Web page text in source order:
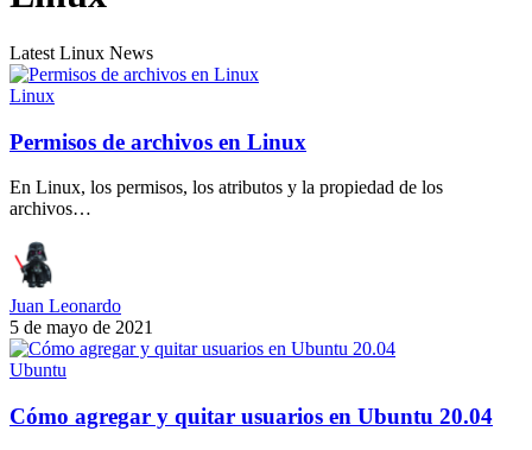
Latest Linux News
Linux
Permisos de archivos en Linux
En Linux, los permisos, los atributos y la propiedad de los
archivos…
Juan Leonardo
5 de mayo de 2021
Ubuntu
Cómo agregar y quitar usuarios en Ubuntu 20.04